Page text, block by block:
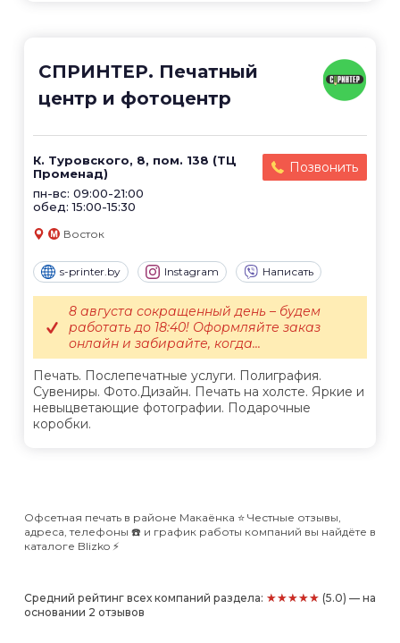
СПРИНТЕР. Печатный
центр и фотоцентр
К. Туровского, 8, пом. 138 (ТЦ
Променад)
пн-вс: 09:00-21:00
обед: 15:00-15:30
Позвонить
Восток
s-printer.by Instagram Написать
Печать. Послепечатные услуги. Полиграфия.
Сувениры. Фото.Дизайн. Печать на холсте. Яркие и
невыцветающие фотографии. Подарочные
коробки.
8 августа сокращенный день – будем
работать до 18:40! Оформляйте заказ
онлайн и забирайте, когда...
Офсетная печать в районе Макаёнка ⭐️ Честные отзывы,
адреса, телефоны ☎️ и график работы компаний вы найдёте в
каталоге Blizko ⚡️
Средний рейтинг всех компаний раздела: ★★★★★ (5.0) — на
основании 2 отзывов